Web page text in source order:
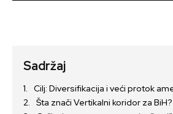
Sadržaj
Cilj: Diversifikacija i veći protok
Šta znači Vertikalni koridor za BiH?